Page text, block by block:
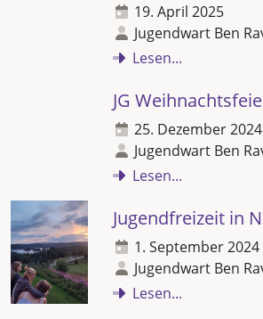
19. April 2025
Jugendwart Ben
Lesen...
JG
25. Dezember 2024
Jugendwart Ben
Lesen...
Jugendfreizeit in
1. September 2024
Jugendwart Ben
Lesen...